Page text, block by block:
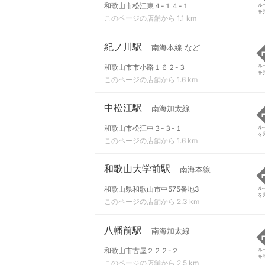
和歌山市松江東４-１４-１
このページの店舗から 1.1 km
ル
を
紀ノ川駅 南海本線 など
和歌山市市小路１６２-３
このページの店舗から 1.6 km
ル
を
中松江駅 南海加太線
和歌山市松江中３-３-１
このページの店舗から 1.6 km
ル
を
和歌山大学前駅 南海本線
和歌山県和歌山市中575番地3
このページの店舗から 2.3 km
ル
を
八幡前駅 南海加太線
和歌山市古屋２２２-２
このページの店舗から 2.5 km
ル
を